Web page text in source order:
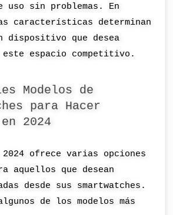
uso sin problemas. En
características determinan
dispositivo que desea
este espacio competitivo.
Modelos de
para Hacer
2024
2024 ofrece varias opciones
aquellos que desean
desde sus smartwatches.
de los modelos más